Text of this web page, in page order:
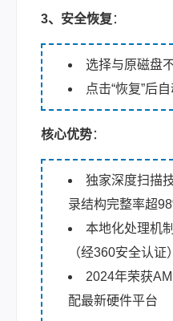
3、安全恢复 ：
选择与原磁盘
点击“恢复”后
核心优势：
独家深度扫描
录结构完整率超
本地化处理机
（经360安全认证）
2024年荣获
配最新硬件平台